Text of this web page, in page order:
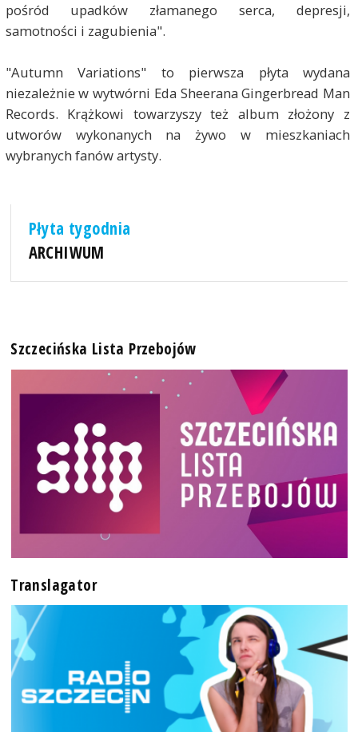
pośród upadków złamanego serca, depresji,
samotności i zagubienia".
"Autumn Variations" to pierwsza płyta wydana
niezależnie w wytwórni Eda Sheerana Gingerbread Man
Records. Krążkowi towarzyszy też album złożony z
utworów wykonanych na żywo w mieszkaniach
wybranych fanów artysty.
Płyta tygodnia
ARCHIWUM
Szczecińska Lista Przebojów
Translagator